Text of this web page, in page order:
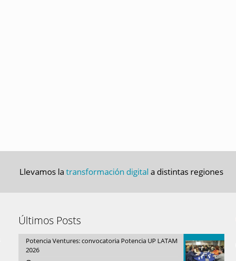
Llevamos la transformación digital a distintas regiones
Últimos Posts
Potencia Ventures: convocatoria Potencia UP LATAM
2026